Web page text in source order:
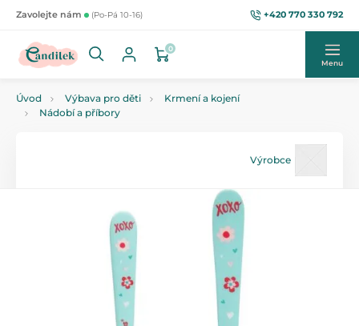
Zavolejte nám (Po-Pá 10-16) +420 770 330 792
0
Menu
Úvod Výbava pro děti
Krmení a kojení
Nádobí a příbory
Výrobce